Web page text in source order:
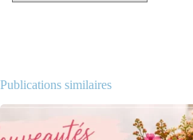
Publications similaires